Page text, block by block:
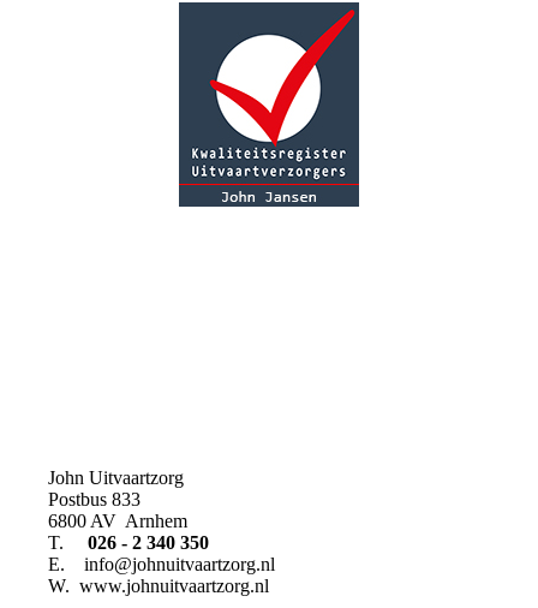
John Uitvaartzorg
Postbus 833
6800 AV Arnhem
T. 026 - 2 340 350
E. info@johnuitvaartzorg.nl
W. www.johnuitvaartzorg.nl